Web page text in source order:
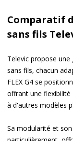
Comparatif
sans fils
Televic propose
sans fils, chacun
FLEX G4 se
offrant une
à d'autres modèles
Sa modularité et